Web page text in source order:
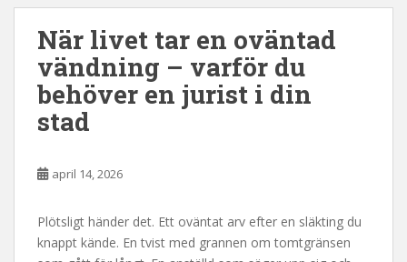
När livet tar en oväntad
vändning – varför du
behöver en jurist i din
stad
april 14, 2026
Plötsligt händer det. Ett oväntat arv efter en släkting du
knappt kände. En tvist med grannen om tomtgränsen